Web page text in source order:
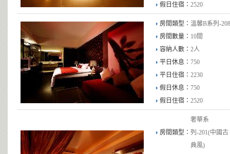
假日住宿： 2520
房間類型： 溫馨B系列-208
房間數量： 10間
容納人數： 2人
平日休息： 750
平日住宿： 2230
假日休息： 750
假日住宿： 2520
房間類型：
奢華系
列-201(中國古
典風)